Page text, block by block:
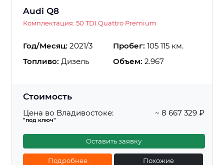
Audi Q8
Комплектация: 50 TDI Quattro Premium
Год/Месяц: 2021/3 Пробег: 105 115 км.
Топливо: Дизель Объем: 2.967
Стоимость
Цена во Владивостоке:
"под ключ"
~ 8 667 329 ₽
Оставить заявку
Подробнее Похожие